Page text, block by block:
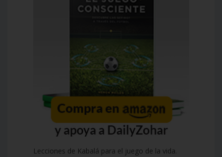
Lecciones de Kabalá para el juego de la vida.